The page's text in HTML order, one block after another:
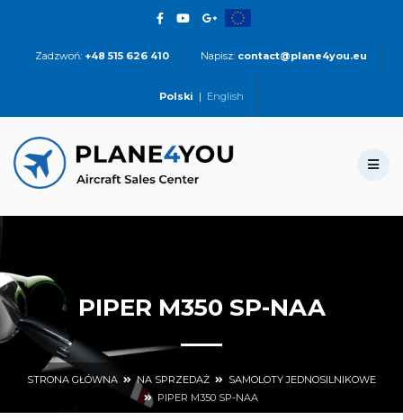
Zadzwoń: +48 515 626 410 Napisz: contact@plane4you.eu
Polski | English
PIPER M350 SP-NAA
STRONA GŁÓWNA NA SPRZEDAŻ
SAMOLOTY JEDNOSILNIKOWE
PIPER M350 SP-NAA